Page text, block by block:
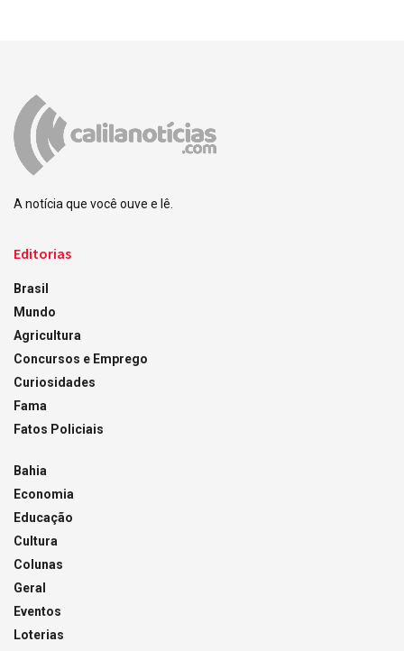
A notícia que você ouve e lê.
Editorias
Brasil
Mundo
Agricultura
Concursos e Emprego
Curiosidades
Fama
Fatos Policiais
Bahia
Economia
Educação
Cultura
Colunas
Geral
Eventos
Loterias